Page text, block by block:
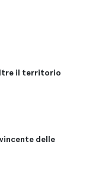
il territorio
delle